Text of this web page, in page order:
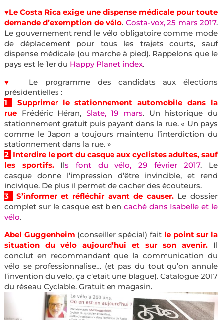
♥Le Costa Rica exige une dispense médicale pour toute
demande d’exemption de vélo. Costa-vox, 25 mars 2017.
Le gouvernement rend le vélo obligatoire comme mode
de déplacement pour tous les trajets courts, sauf
dispense médicale (ou marche à pied). Rappelons que le
pays est le 1er du Happy Planet index.
♥ Le programme des candidats aux élections
présidentielles :
1
Supprimer le stationnement automobile dans la
rueFrédéric Héran,Slate, 19 mars. Un historique du
stationnement gratuit puis payant dans la rue. « Un pays
comme le Japon a toujours maintenu l’interdiction du
stationnement dans la rue. »
2 Interdire le port du casque aux cyclistes adultes, sauf
les sportifs.Ils font du vélo, 29 février 2017. Le
casque donne l’impression d’être invincible, et rend
incivique. De plus il permet de cacher des écouteurs.
3
S’informer et réfléchir avant de causer.Le dossier
complet sur le casque est biencaché dans Isabelle et le
vélo.
Abel Guggenheim (conseiller spécial) fait le point sur la
situation du vélo aujourd’hui et sur son avenir. Il
conclut en recommandant que la communication du
vélo se professionnalise… (et pas du tout qu’on annule
l’invention du vélo, ça c’était une blague). Catalogue 2017
du réseau Cyclable. Gratuit en magasin.